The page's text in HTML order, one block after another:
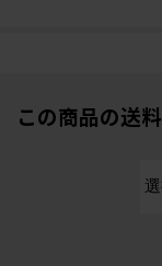
この商品の送料